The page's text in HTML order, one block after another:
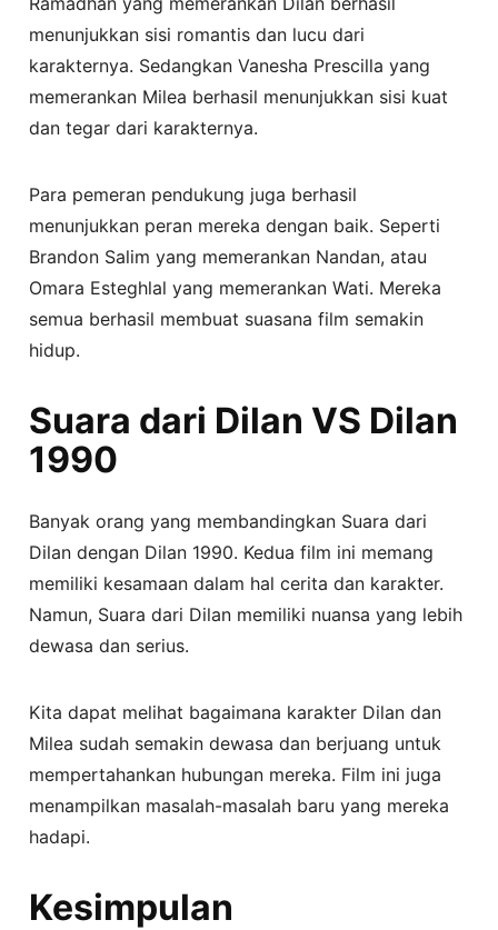
menunjukkan sisi romantis dan lucu dari
karakternya. Sedangkan Vanesha Prescilla yang
memerankan Milea berhasil menunjukkan sisi kuat
dan tegar dari karakternya.
Para pemeran pendukung juga berhasil
menunjukkan peran mereka dengan baik. Seperti
Brandon Salim yang memerankan Nandan, atau
Omara Esteghlal yang memerankan Wati. Mereka
semua berhasil membuat suasana film semakin
hidup.
Suara dari Dilan VS Dilan
1990
Banyak orang yang membandingkan Suara dari
Dilan dengan Dilan 1990. Kedua film ini memang
memiliki kesamaan dalam hal cerita dan karakter.
Namun, Suara dari Dilan memiliki nuansa yang lebih
dewasa dan serius.
Kita dapat melihat bagaimana karakter Dilan dan
Milea sudah semakin dewasa dan berjuang untuk
mempertahankan hubungan mereka. Film ini juga
menampilkan masalah-masalah baru yang mereka
hadapi.
Kesimpulan